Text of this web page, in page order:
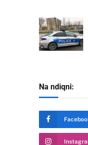
Na ndiqni: